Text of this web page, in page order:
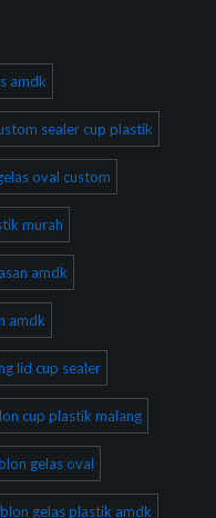
amdk
sealer cup plastik
oval custom
murah
amdk
amdk
lid cup sealer
cup plastik malang
gelas oval
gelas plastik amdk